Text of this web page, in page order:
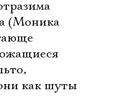
(Моника
как шуты